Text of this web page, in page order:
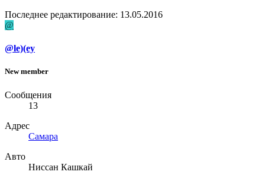
Последнее редактирование: 13.05.2016
@
@le)(ey
New member
Сообщения
13
Адрес
Самара
Авто
Ниссан Кашкай